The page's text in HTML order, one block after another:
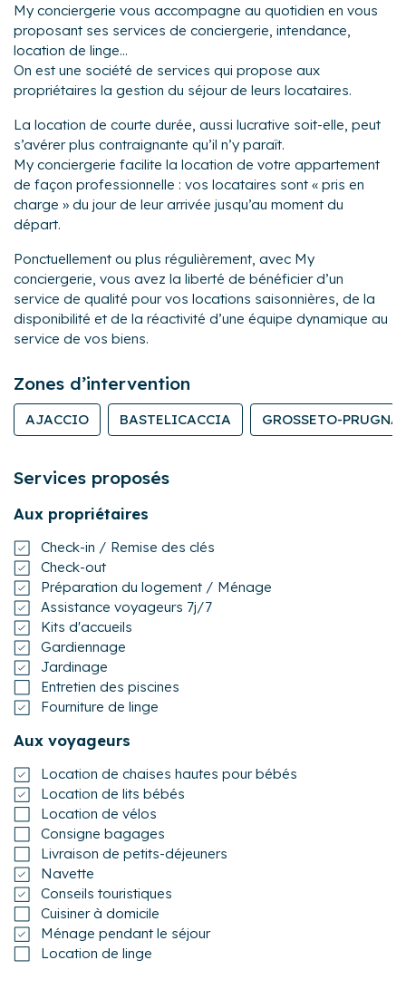
My conciergerie vous accompagne au quotidien en vous
proposant ses services de conciergerie, intendance,
location de linge…
On est une société de services qui propose aux
propriétaires la gestion du séjour de leurs locataires.
La location de courte durée, aussi lucrative soit-elle, peut
s’avérer plus contraignante qu’il n’y paraît.
My conciergerie facilite la location de votre appartement
de façon professionnelle : vos locataires sont « pris en
charge » du jour de leur arrivée jusqu’au moment du
départ.
Ponctuellement ou plus régulièrement, avec My
conciergerie, vous avez la liberté de bénéficier d’un
service de qualité pour vos locations saisonnières, de la
disponibilité et de la réactivité d’une équipe dynamique au
service de vos biens.
Zones d’intervention
AJACCIO BASTELICACCIA GROSSETO-PRUGNA
Services proposés
Aux propriétaires
Check-in / Remise des clés
Check-out
Préparation du logement / Ménage
Assistance voyageurs 7j/7
Kits d'accueils
Gardiennage
Jardinage
Entretien des piscines
Fourniture de linge
Aux voyageurs
Location de chaises hautes pour bébés
Location de lits bébés
Location de vélos
Consigne bagages
Livraison de petits-déjeuners
Navette
Conseils touristiques
Cuisiner à domicile
Ménage pendant le séjour
Location de linge